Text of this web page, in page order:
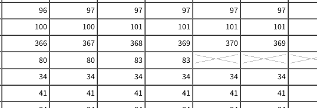
96 97 97 97 97
97
100 100 101 101 101
101
366 367 368 369 370
369
80 80 83
83
34 34 34 34 34
34
41 41 41 41 41
41